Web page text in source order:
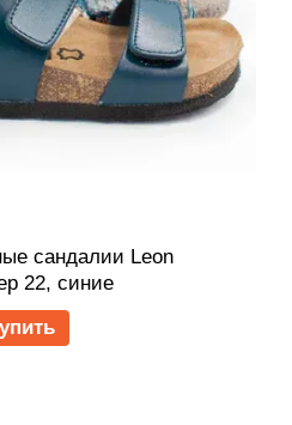
сандалии Leon
22, синие